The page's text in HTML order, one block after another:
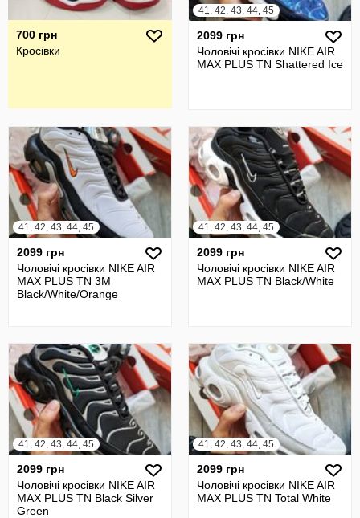
700 грн
Кросівки
41, 42, 43, 44, 45
2099 грн
Чоловічі кросівки NIKE AIR
MAX PLUS TN Shattered Ice
41, 42, 43, 44, 45
2099 грн
Чоловічі кросівки NIKE AIR
MAX PLUS TN 3M
Black/White/Orange
41, 42, 43, 44, 45
2099 грн
Чоловічі кросівки NIKE AIR
MAX PLUS TN Black/White
41, 42, 43, 44, 45
2099 грн
Чоловічі кросівки NIKE AIR
MAX PLUS TN Black Silver
Green
41, 42, 43, 44, 45
2099 грн
Чоловічі кросівки NIKE AIR
MAX PLUS TN Total White